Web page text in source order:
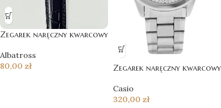
Zegarek naręczny kwarcowy
Albatross
80,00 zł Zegarek naręczny kwarcowy
Casio
320,00 zł